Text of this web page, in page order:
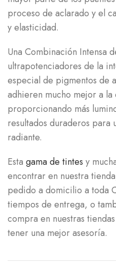
proceso de aclarado y el
y elasticidad.
Una Combinación Intensa
ultrapotenciadores de la
especial de pigmentos de
adhieren mucho mejor a
proporcionando más
resultados duraderos para
radiante.
Esta gama de tintes y
encontrar en nuestra
pedido a domicilio a toda
tiempos de entrega, o
compra en nuestras
tener una mejor asesoría.